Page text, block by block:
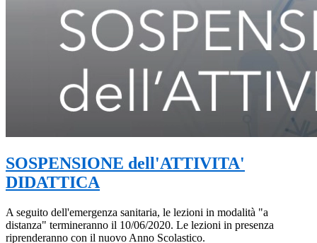
SOSPENSIONE dell'ATTIVITA'
DIDATTICA
A seguito dell'emergenza sanitaria, le lezioni in modalità "a
distanza" termineranno il 10/06/2020. Le lezioni in presenza
riprenderanno con il nuovo Anno Scolastico.